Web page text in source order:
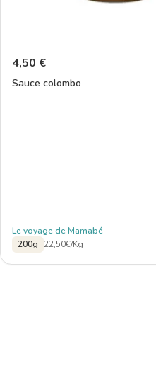
4,50 €
Sauce colombo
Le voyage de Mamabé
200g
22,50€/Kg